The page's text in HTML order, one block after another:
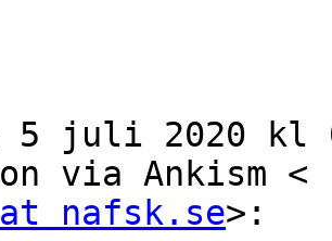
5 juli 2020 kl
nafsk.se>: